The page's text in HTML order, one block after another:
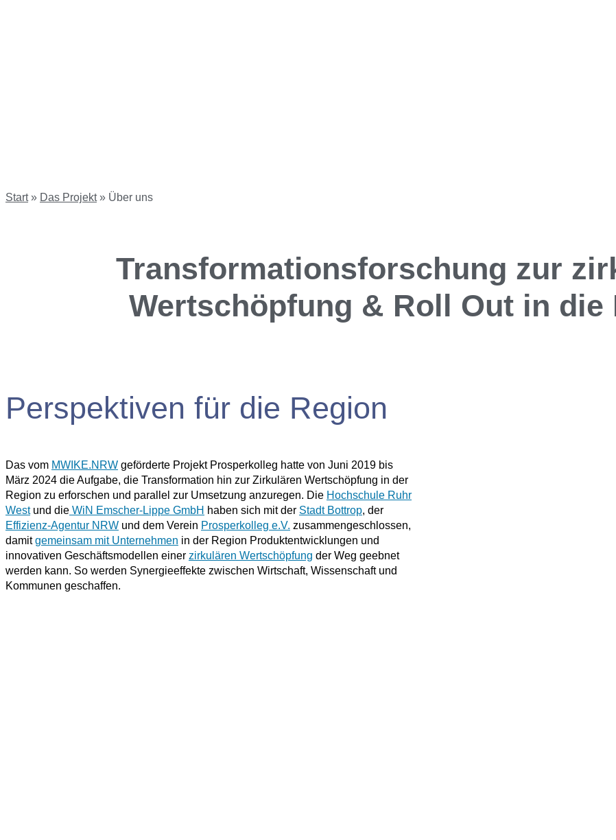
Start» Das Projekt» Über uns
Transformationsforschung zur
Wertschöpfung & Roll Out in die
Perspektiven für die Region
Das vom MWIKE.NRW geförderte Projekt Prosperkolleg hatte von Juni 2019 bis
März 2024 die Aufgabe, die Transformation hin zur Zirkulären Wertschöpfung in der
Region zu erforschen und parallel zur Umsetzung anzuregen. Die Hochschule Ruhr
Westund die WiN Emscher-Lippe GmbH haben sich mit der Stadt Bottrop, der
Effizienz-Agentur NRW und dem Verein Prosperkolleg e.V. zusammengeschlossen,
damitgemeinsam mit Unternehmen in der Region Produktentwicklungen und
innovativen Geschäftsmodellen einer zirkulären Wertschöpfung der Weg geebnet
werden kann. So werden Synergieeffekte zwischen Wirtschaft, Wissenschaft und
Kommunen geschaffen.